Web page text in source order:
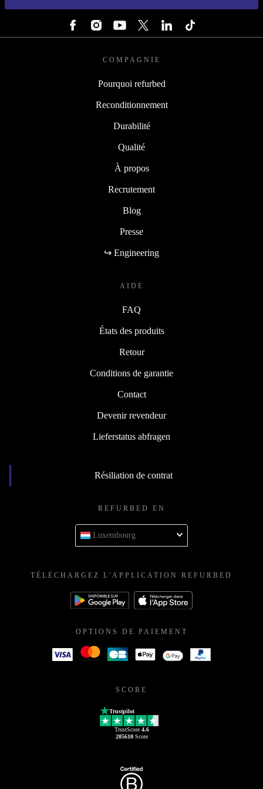
COMPAGNIE
Pourquoi refurbed
Reconditionnement
Durabilité
Qualité
À propos
Recrutement
Blog
Presse
↪ Engineering
AIDE
FAQ
États des produits
Retour
Conditions de garantie
Contact
Devenir revendeur
Lieferstatus abfragen
Résiliation de contrat
REFURBED EN
Luxembourg
TÉLÉCHARGEZ L'APPLICATION REFURBED
OPTIONS DE PAIEMENT
SCORE
Trustpilot
TrustScore 4.6
205610Score